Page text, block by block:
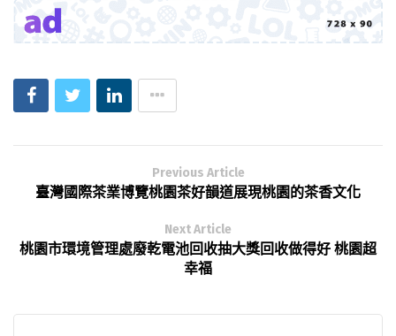
Previous Article
臺灣國際茶業博覽桃園茶好韻道展現桃園的茶香文化
Next Article
桃園市環境管理處廢乾電池回收抽大獎回收做得好 桃園超
幸福